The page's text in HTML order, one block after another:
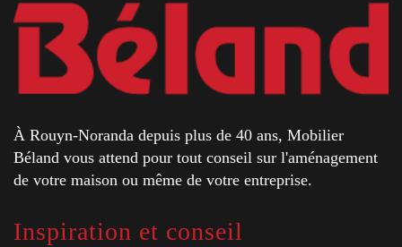
À Rouyn-Noranda depuis plus de 40 ans, Mobilier
Béland vous attend pour tout conseil sur l'aménagement
de votre maison ou même de votre entreprise.
Inspiration et conseil